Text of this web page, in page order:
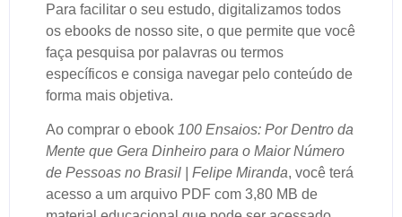
Para facilitar o seu estudo, digitalizamos todos
os ebooks de nosso site, o que permite que você
faça pesquisa por palavras ou termos
específicos e consiga navegar pelo conteúdo de
forma mais objetiva.
Ao comprar o ebook 100 Ensaios: Por Dentro da
Mente que Gera Dinheiro para o Maior Número
de Pessoas no Brasil | Felipe Miranda, você terá
acesso a um arquivo PDF com 3,80 MB de